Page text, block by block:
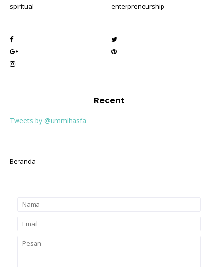
spiritual
enterpreneurship
Recent
Tweets by @ummihasfa
Beranda